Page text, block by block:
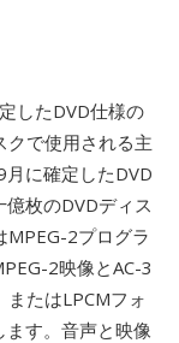
したDVD仕様の
クで使用される主
に確定したDVD
枚のDVDディス
MPEG-2プログラ
2映像とAC-3
たはLPCMフォ
す。音声と映像